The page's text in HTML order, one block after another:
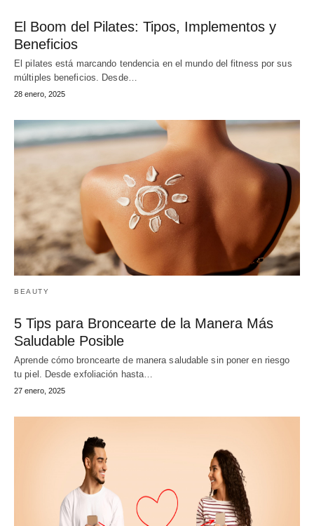
El Boom del Pilates: Tipos, Implementos y
Beneficios
El pilates está marcando tendencia en el mundo del fitness por sus
múltiples beneficios. Desde…
28 enero, 2025
BEAUTY
5 Tips para Broncearte de la Manera Más
Saludable Posible
Aprende cómo broncearte de manera saludable sin poner en riesgo
tu piel. Desde exfoliación hasta…
27 enero, 2025